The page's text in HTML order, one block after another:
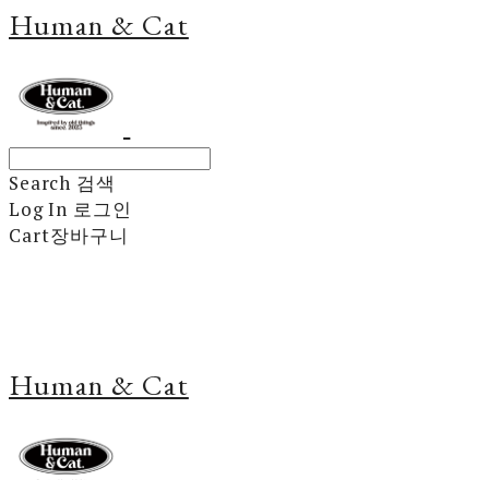
Human & Cat
Search 검색
Log In 로그인
Cart장바구니
Human & Cat